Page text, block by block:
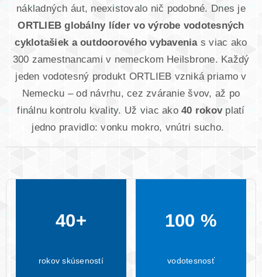
nákladných áut, neexistovalo nič podobné. Dnes je
ORTLIEB globálny líder vo výrobe vodotesných
cyklotašiek a outdoorového vybavenias viac ako
300 zamestnancami v nemeckom Heilsbrone. Každý
jeden vodotesný produkt ORTLIEB vzniká priamo v
Nemecku – od návrhu, cez zváranie švov, až po
finálnu kontrolu kvality. Už viac ako40 rokovplatí
jedno pravidlo: vonku mokro, vnútri sucho.
40+
rokov skúseností
100 %
vodotesnosť